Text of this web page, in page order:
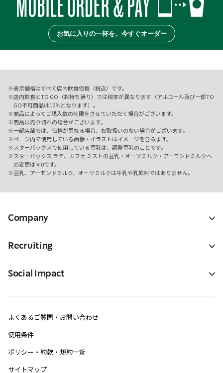
お気に入りの一杯を、今すぐオーダー
表示価格はすべて店内飲食価格（税込）です。
店内飲食とTO GO（お持ち帰り）では税率が異なります（アルコール及び一部TO
GO不可商品は10%となります）。
商品によってご購入数の制限をさせていただく場合がございます。
商品は売り切れの場合がございます。
一部店舗では、価格が異なる場合、お取扱いのない場合がございます。
ページ内で使用している画像・イラストはイメージを含みます。
スターバックスで使用している豆乳は、調整豆乳のことです。
スターバックス ラテ、カフェ ミストの豆乳・オーツミルク・アーモンドミルクへ
の変更は￥0です。
豆乳、アーモンドミルク、オーツミルクは牛乳や乳飲料ではありません。
Company
Recruiting
Social Impact
よくあるご質問・お問い合わせ
使用条件
ポリシー・約款・規約一覧
サイトマップ